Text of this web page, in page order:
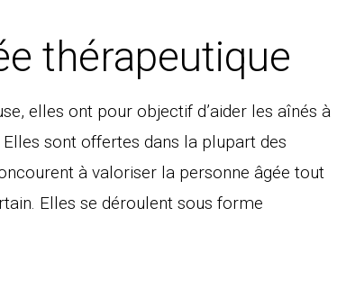
thérapeutique
elles ont pour objectif d’aider les aînés à
sont offertes dans la plupart des
à valoriser la personne âgée tout
Elles se déroulent sous forme